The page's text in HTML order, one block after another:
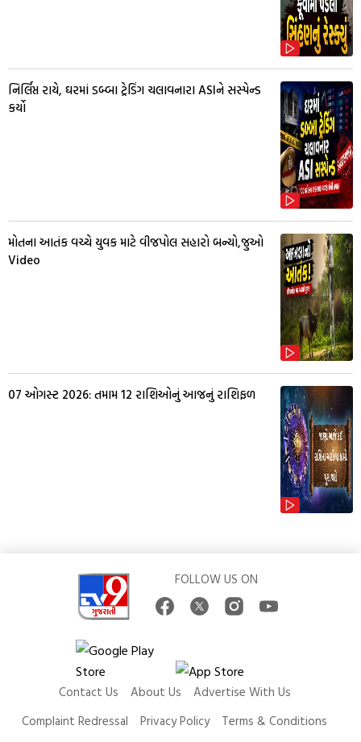
નિર્લિપ્ત રાયે, ઘરમાં ડબ્બા ટ્રેડિંગ ચલાવનારા ASIને સસ્પેન્ડ
કર્યો
મોતના આતંક વચ્ચે યુવક માટે વીજપોલ સહારો બન્યો,જુઓ
Video
07 ઓગસ્ટ 2026: તમામ 12 રાશિઓનું આજનું રાશિફળ
FOLLOW US ON
Contact Us About Us
Advertise With Us
Complaint Redressal
Privacy Policy Terms & Conditions